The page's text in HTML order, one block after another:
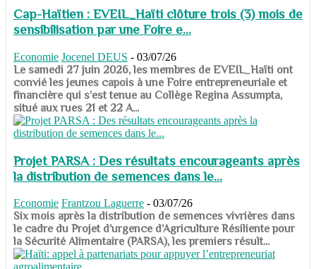
Cap-Haïtien : EVEIL_Haïti clôture trois (3) mois de
sensibilisation par une Foire e...
Economie Jocenel DEUS - 03/07/26
Le samedi 27 juin 2026, les membres de EVEIL_Haïti ont
convié les jeunes capois à une Foire entrepreneuriale et
financière qui s’est tenue au Collège Regina Assumpta,
situé aux rues 21 et 22 A...
Projet PARSA : Des résultats encourageants après
la distribution de semences dans le...
Economie Frantzou Laguerre - 03/07/26
​​​​​​​Six mois après la distribution de semences vivrières dans
le cadre du Projet d’urgence d’Agriculture Résiliente pour
la Sécurité Alimentaire (PARSA), les premiers résult...